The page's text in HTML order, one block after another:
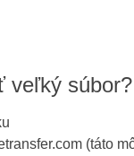
veľký súbor?
(táto